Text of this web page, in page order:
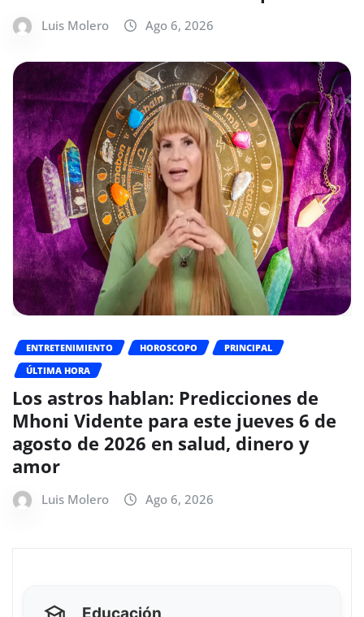
Luis Molero Ago 6, 2026
ENTRETENIMIENTO HOROSCOPO
PRINCIPAL
ÚLTIMA HORA
Los astros hablan: Predicciones de
Mhoni Vidente para este jueves 6 de
agosto de 2026 en salud, dinero y
amor
Luis Molero Ago 6, 2026